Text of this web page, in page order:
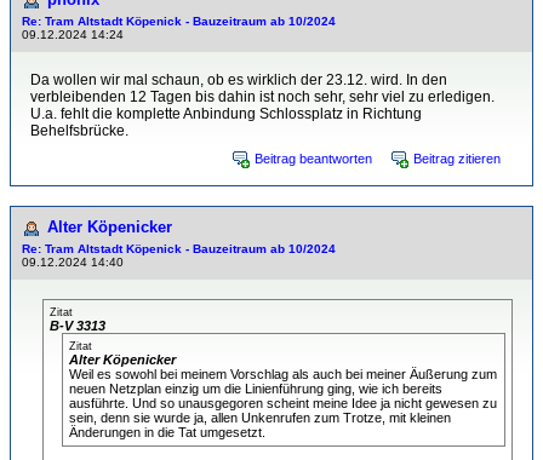
Re: Tram Altstadt Köpenick - Bauzeitraum ab 10/2024
09.12.2024 14:24
Da wollen wir mal schaun, ob es wirklich der 23.12. wird. In den
verbleibenden 12 Tagen bis dahin ist noch sehr, sehr viel zu erledigen.
U.a. fehlt die komplette Anbindung Schlossplatz in Richtung
Behelfsbrücke.
Beitrag beantworten Beitrag zitieren
Alter Köpenicker
Re: Tram Altstadt Köpenick - Bauzeitraum ab 10/2024
09.12.2024 14:40
Zitat
B-V 3313
Zitat
Alter Köpenicker
Weil es sowohl bei meinem Vorschlag als auch bei meiner Äußerung zum
neuen Netzplan einzig um die Linienführung ging, wie ich bereits
ausführte. Und so unausgegoren scheint meine Idee ja nicht gewesen zu
sein, denn sie wurde ja, allen Unkenrufen zum Trotze, mit kleinen
Änderungen in die Tat umgesetzt.